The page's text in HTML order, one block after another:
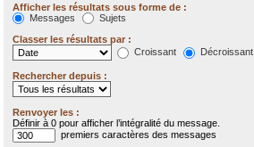
Afficher les résultats sous forme de :
Messages
Sujets
Classer les résultats par :
Croissant
Décroissant
Rechercher depuis :
Renvoyer les :
Définir à 0 pour afficher l’intégralité du message.
premiers caractères des messages